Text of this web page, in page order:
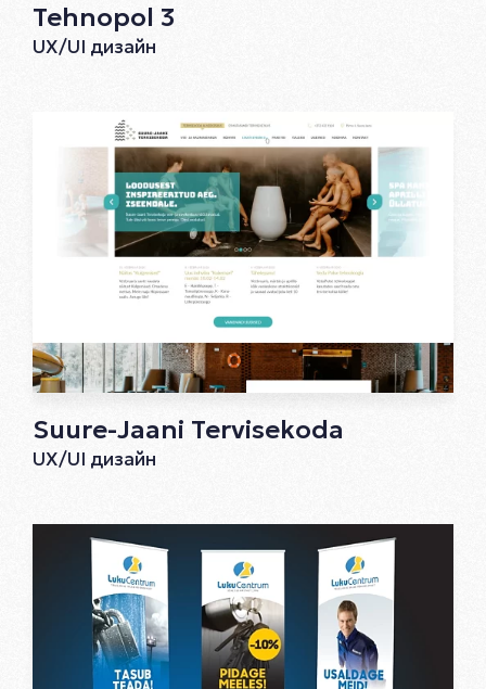
Tehnopol 3
UX/UI дизайн
Suure-Jaani Tervisekoda
UX/UI дизайн